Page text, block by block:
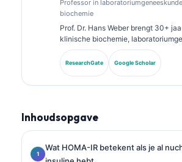
Professor in
biochemie
Prof. Dr. Hans Weber brengt 30+
klinische biochemie,
biomarkeronderzoek. Voormalig
Duitse Vereniging voor Klinische
gespecialiseerd in analyse van
ResearchGate Google Scholar
Inhoudsopgave
Wat HOMA-IR betekent als je al